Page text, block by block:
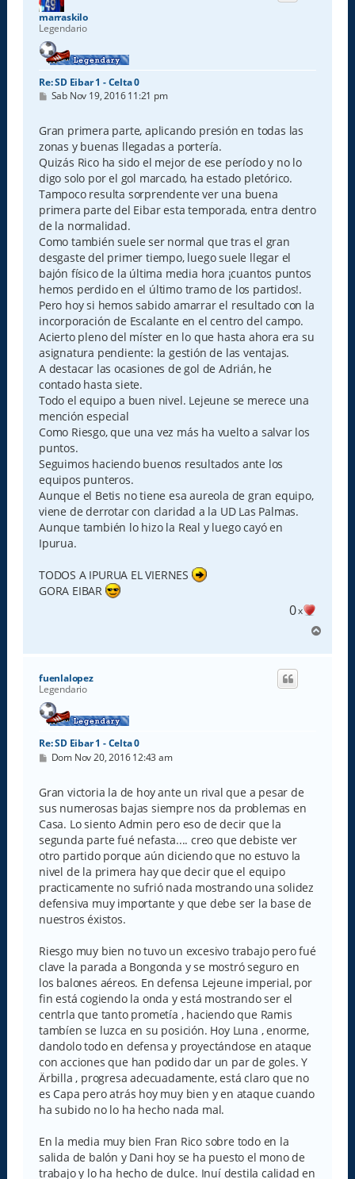
marraskilo
Legendario
Re: SD Eibar 1 - Celta 0
M
s
a
j
e
Sab Nov 19, 2016 11:21 pm
Gran primera parte, aplicando presión en todas las
zonas y buenas llegadas a portería.
Quizás Rico ha sido el mejor de ese período y no lo
digo solo por el gol marcado, ha estado pletórico.
Tampoco resulta sorprendente ver una buena
primera parte del Eibar esta temporada, entra dentro
de la normalidad.
Como también suele ser normal que tras el gran
desgaste del primer tiempo, luego suele llegar el
bajón físico de la última media hora ¡cuantos puntos
hemos perdido en el último tramo de los partidos!.
Pero hoy si hemos sabido amarrar el resultado con la
incorporación de Escalante en el centro del campo.
Acierto pleno del míster en lo que hasta ahora era su
asignatura pendiente: la gestión de las ventajas.
A destacar las ocasiones de gol de Adrián, he
contado hasta siete.
Todo el equipo a buen nivel. Lejeune se merece una
mención especial
Como Riesgo, que una vez más ha vuelto a salvar los
puntos.
Seguimos haciendo buenos resultados ante los
equipos punteros.
Aunque el Betis no tiene esa aureola de gran equipo,
viene de derrotar con claridad a la UD Las Palmas.
Aunque también lo hizo la Real y luego cayó en
Ipurua.
TODOS A IPURUA EL VIERNES
GORA EIBAR
0x
r
fuenlalopez
Legendario
Re: SD Eibar 1 - Celta 0
M
s
a
j
e
Dom Nov 20, 2016 12:43 am
Gran victoria la de hoy ante un rival que a pesar de
sus numerosas bajas siempre nos da problemas en
Casa. Lo siento Admin pero eso de decir que la
segunda parte fué nefasta.... creo que debiste ver
otro partido porque aún diciendo que no estuvo la
nivel de la primera hay que decir que el equipo
practicamente no sufrió nada mostrando una solidez
defensiva muy importante y que debe ser la base de
nuestros éxistos.
Riesgo muy bien no tuvo un excesivo trabajo pero fué
clave la parada a Bongonda y se mostró seguro en
los balones aéreos. En defensa Lejeune imperial, por
fin está cogiendo la onda y está mostrando ser el
centrla que tanto prometía , haciendo que Ramis
tambíen se luzca en su posición. Hoy Luna , enorme,
dandolo todo en defensa y proyectándose en ataque
con acciones que han podido dar un par de goles. Y
Ärbilla , progresa adecuadamente, está claro que no
es Capa pero atrás hoy muy bien y en ataque cuando
ha subido no lo ha hecho nada mal.
En la media muy bien Fran Rico sobre todo en la
salida de balón y Dani hoy se ha puesto el mono de
trabajo y lo ha hecho de dulce. Inuí destila calidad en